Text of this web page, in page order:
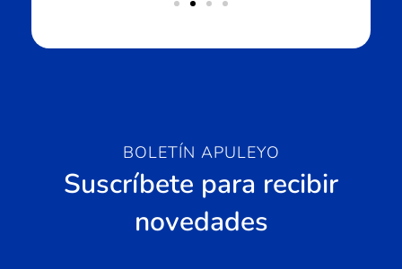
BOLETÍN APULEYO
Suscríbete para recibir
novedades